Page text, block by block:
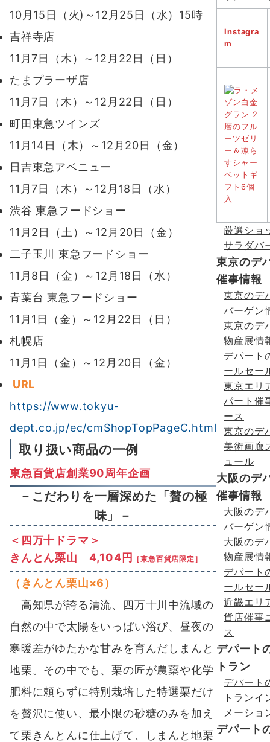
10月15日（火)～12月25日（水）15時
吉祥寺店
11月7日（木）～12月22日（日）
たまプラーザ店
11月7日（木）～12月22日（日）
町田東急ツインズ
11月14日（木）～12月20日（金）
日吉東急アベニュー
11月7日（木）～12月18日（水）
渋谷 東急フードショー
11月2日（土）～12月20日（金）
二子玉川 東急フードショー
11月8日（金）～12月18日（水）
青葉台 東急フードショー
11月1日（金）～12月22日（日）
札幌店
11月1日（金）～12月20日（金）
URL
https://www.tokyu-
dept.co.jp/ec/cmShopTopPageC.html
取り扱い商品の一例
東急百貨店創業90周年企画
－こだわりを一層深めた「贅の極
味」－
＜四万十ドラマ＞
きんとん栗山 4,104円 ［東急百貨店限定］
（きんとん栗山×6）
高知県が誇る清流、四万十川中流域の
自然の中で太陽をいっぱい浴び、昼夜の
寒暖差がゆたかな甘みを育んだしまんと
地栗。その中でも、栗の匠が農薬や化学
肥料に頼らずに特別栽培した特選栗だけ
を贅沢に使い、最小限の砂糖のみを加え
て栗きんとんに仕上げて、しまんと地栗
Instagra
m
厳選ショ
サラダバ
東京のデ
催事情報
東京のデ
バーゲン
東京のデ
物産展情
デパート
ールセー
東京エリ
パート催
ース
東京のデ
美術画廊
ュール
大阪のデ
催事情報
大阪のデ
バーゲン
大阪のデ
物産展情
デパート
ールセー
近畿エリ
貨店催事
ス
デパート
トラン
デパート
トランイ
メーショ
デパート